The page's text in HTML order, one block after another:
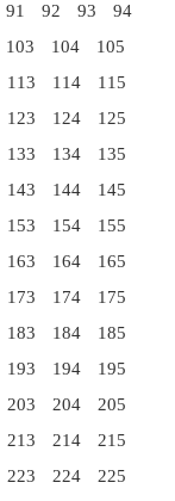
91 92 93
94
103 104
105
113 114
115
123 124
125
133 134
135
143 144
145
153 154
155
163 164
165
173 174
175
183 184
185
193 194
195
203 204
205
213 214
215
223 224
225